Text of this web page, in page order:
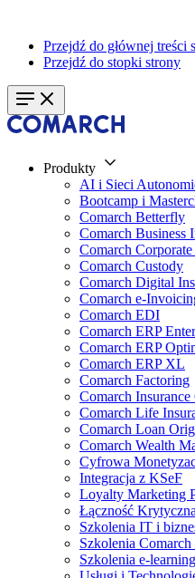
Przejdź do głównej treści
Przejdź do stopki strony
Produkty
AI i Sieci
Bootcamp i
Comarch Betterfly
Comarch Business
Comarch
Comarch Custody
Comarch Digital
Comarch e-
Comarch EDI
Comarch ERP
Comarch ERP
Comarch ERP XL
Comarch Factoring
Comarch Insurance
Comarch Life
Comarch Loan
Comarch Wealth
Cyfrowa
Integracja z KSeF
Loyalty Marketing
Łączność
Szkolenia IT i
Szkolenia Comarch
Szkolenia e-